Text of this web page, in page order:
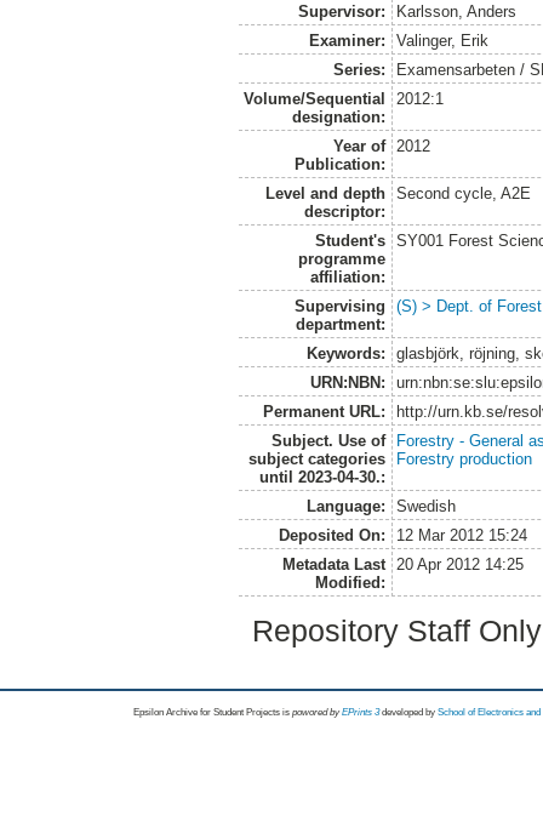
Supervisor:
Karlsson, Anders
Examiner:
Valinger, Erik
Series:
Examensarbeten /
Volume/Sequential
designation:
2012:1
Year of
Publication:
2012
Level and depth
descriptor:
Second cycle, A2E
Student's
programme
affiliation:
SY001 Forest
Supervising
department:
(S) > Dept. of
Keywords:
glasbjörk, röjning,
URN:NBN:
Permanent URL:
http://urn.kb.se/
Subject. Use of
subject categories
until 2023-04-30.:
Forestry - General
Forestry production
Language:
Swedish
Deposited On:
12 Mar 2012 15:24
Metadata Last
Modified:
20 Apr 2012 14:25
Repository Staff
Epsilon Archive for Student Projects is powored byEPrints 3 developed by School of Electronics